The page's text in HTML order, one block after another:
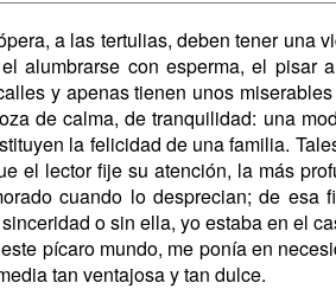
a las tertulias, deben tener una
alumbrarse con esperma, el pisar
y apenas tienen unos
de calma, de tranquilidad: una
la felicidad de una familia.
el lector fije su atención, la más
cuando lo desprecian; de esa
o sin ella, yo estaba en el
pícaro mundo, me ponía en
tan ventajosa y tan dulce.